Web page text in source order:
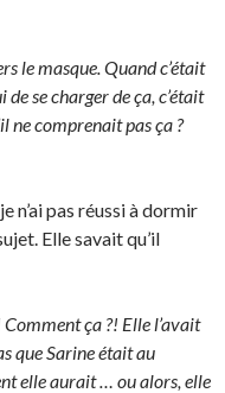
le masque. Quand c’était
se charger de ça, c’était
ne comprenait pas ça ?
n’ai pas réussi à dormir
Elle savait qu’il
ça ?! Elle l’avait
que Sarine était au
elle aurait … ou alors, elle